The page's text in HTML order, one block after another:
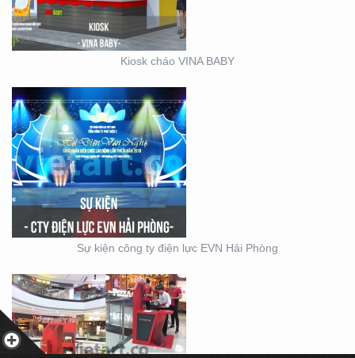
Kiosk cháo VINA BABY
Sự kiện công ty điện lực EVN Hải Phòng
BOOTH BÁN HÀNG MINI
– THIẾT KẾ SẢN XUẤT
MẪU BOOTH CITIGYM –
THIẾT KẾ THI CÔNG
MẪU GIAN KITCHEN